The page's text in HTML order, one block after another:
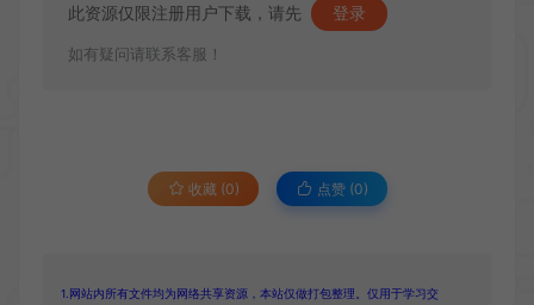
此资源仅限注册用户下载，请先 登录
如有疑问请联系客服！
收藏 (0) 点赞 (0)
1.网站内所有文件均为网络共享资源，本站仅做打包整理。仅用于学习交